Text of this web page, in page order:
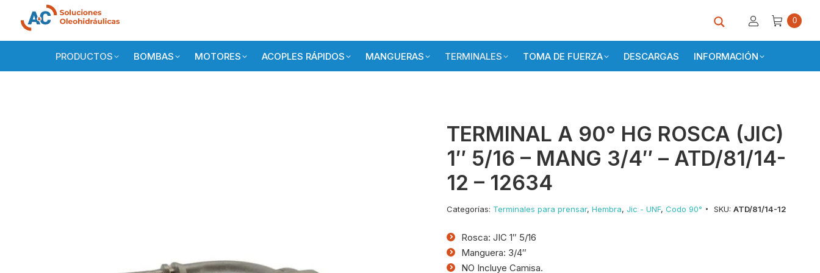
0
PRODUCTOS BOMBAS MOTORES ACOPLES RÁPIDOS MANGUERAS TERMINALES TOMA DE FUERZA DESCARGAS INFORMACIÓN
TERMINAL A 90° HG ROSCA (JIC)
1″ 5/16 – MANG 3/4″ – ATD/81/14-
12 – 12634
Categorías: Terminales para prensar, Hembra, Jic - UNF, Codo 90° SKU: ATD/81/14-12
Rosca: JIC 1″ 5/16
Manguera: 3/4″
NO Incluye Camisa.